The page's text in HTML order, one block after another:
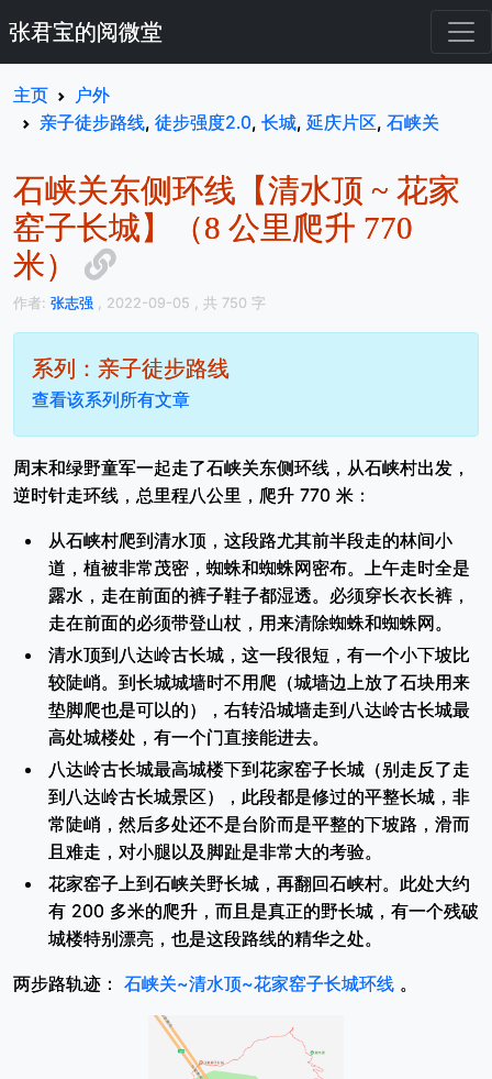
张君宝的阅微堂
主页
户外
亲子徒步路线, 徒步强度2.0, 长城, 延庆片区, 石峡关
石峡关东侧环线【清水顶 ~ 花家
窑子长城】（8 公里爬升 770
米）
作者: 张志强 , 2022-09-05 , 共 750 字
系列：亲子徒步路线
查看该系列所有文章
周末和绿野童军一起走了石峡关东侧环线，从石峡村出发，
逆时针走环线，总里程八公里，爬升 770 米：
从石峡村爬到清水顶，这段路尤其前半段走的林间小
道，植被非常茂密，蜘蛛和蜘蛛网密布。上午走时全是
露水，走在前面的裤子鞋子都湿透。必须穿长衣长裤，
走在前面的必须带登山杖，用来清除蜘蛛和蜘蛛网。
清水顶到八达岭古长城，这一段很短，有一个小下坡比
较陡峭。到长城城墙时不用爬（城墙边上放了石块用来
垫脚爬也是可以的），右转沿城墙走到八达岭古长城最
高处城楼处，有一个门直接能进去。
八达岭古长城最高城楼下到花家窑子长城（别走反了走
到八达岭古长城景区），此段都是修过的平整长城，非
常陡峭，然后多处还不是台阶而是平整的下坡路，滑而
且难走，对小腿以及脚趾是非常大的考验。
花家窑子上到石峡关野长城，再翻回石峡村。此处大约
有 200 多米的爬升，而且是真正的野长城，有一个残破
城楼特别漂亮，也是这段路线的精华之处。
两步路轨迹： 石峡关~清水顶~花家窑子长城环线 。